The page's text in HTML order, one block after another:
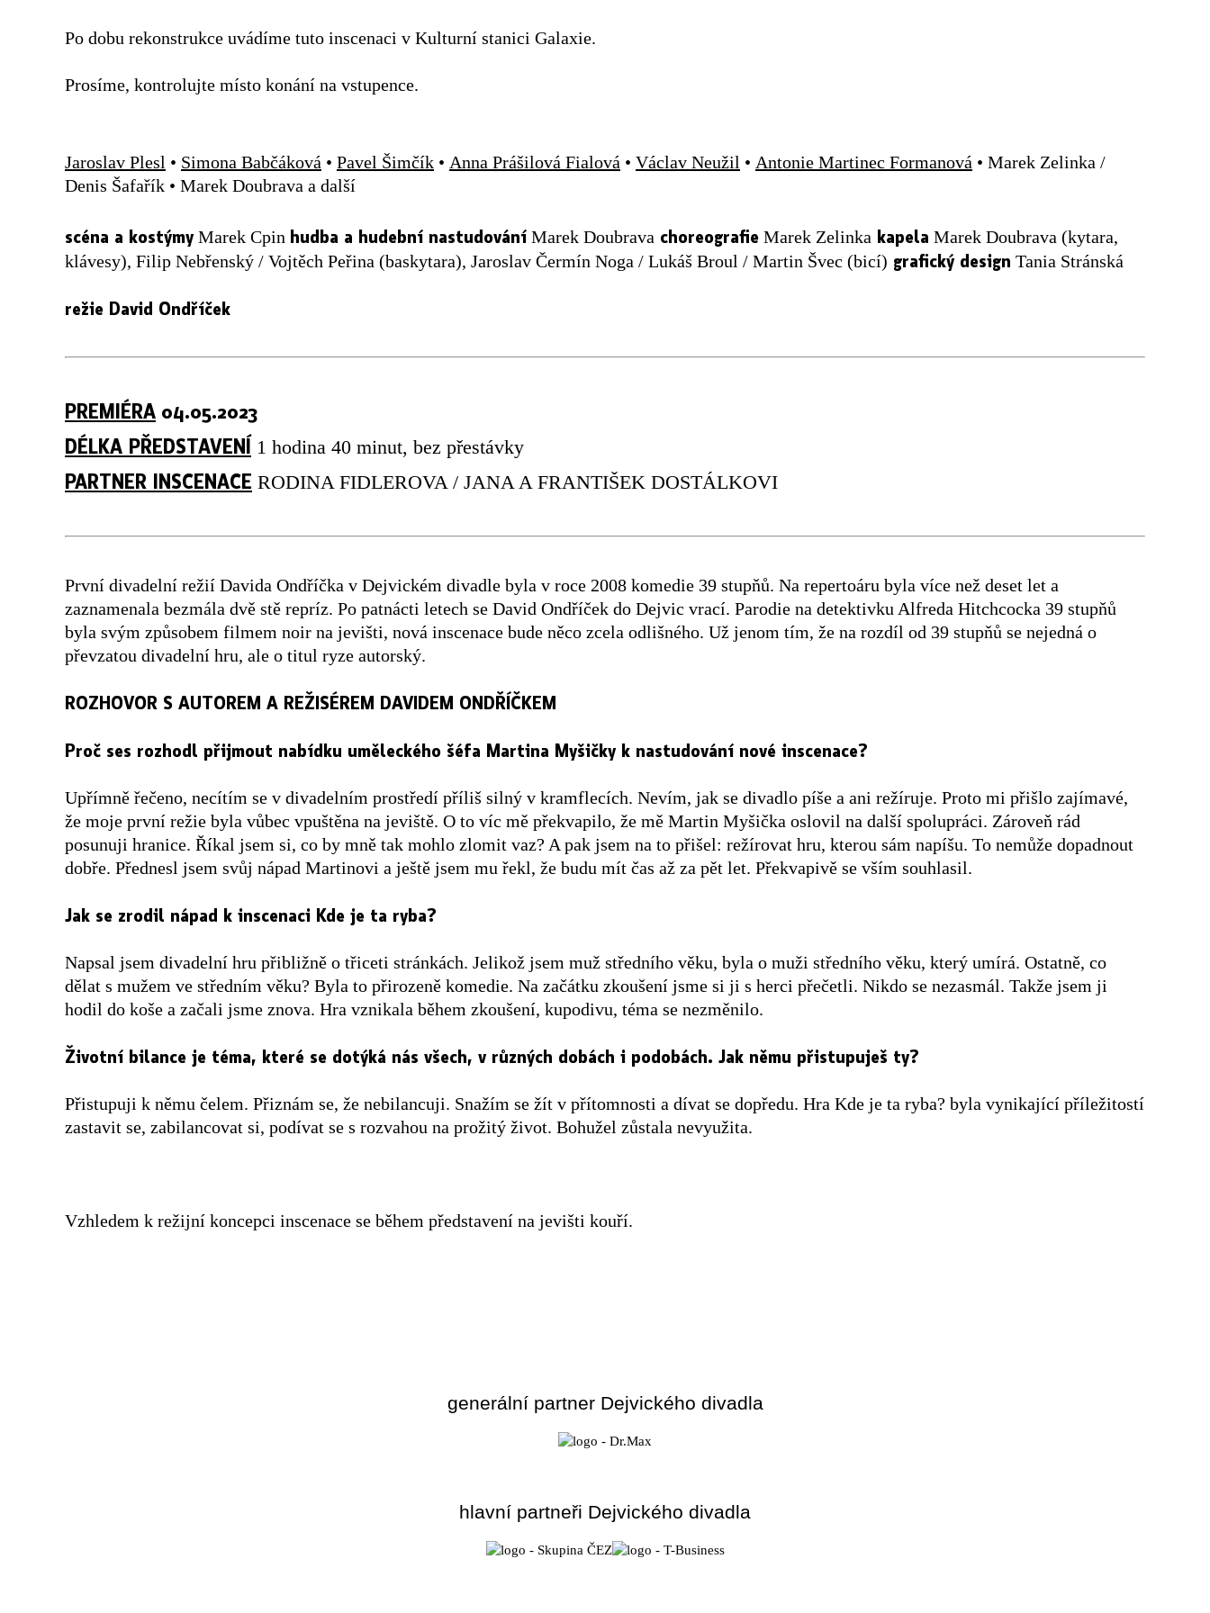
Po dobu rekonstrukce uvádíme tuto inscenaci v Kulturní stanici Galaxie.
Prosíme, kontrolujte místo konání na vstupence.
Jaroslav Plesl • Simona Babčáková • Pavel Šimčík • Anna Prášilová Fialová • Václav Neužil • Antonie Martinec Formanová • Marek Zelinka /
Denis Šafařík • Marek Doubrava a další
scéna a kostýmy Marek Cpin hudba a hudební nastudování Marek Doubrava choreografie Marek Zelinka kapela Marek Doubrava (kytara,
klávesy), Filip Nebřenský / Vojtěch Peřina (baskytara), Jaroslav Čermín Noga / Lukáš Broul / Martin Švec (bicí) grafický design Tania Stránská
režie David Ondříček
PREMIÉRA 04.05.2023
DÉLKA PŘEDSTAVENÍ 1 hodina 40 minut, bez přestávky
PARTNER INSCENACE RODINA FIDLEROVA / JANA A FRANTIŠEK DOSTÁLKOVI
První divadelní režií Davida Ondříčka v Dejvickém divadle byla v roce 2008 komedie 39 stupňů. Na repertoáru byla více než deset let a
zaznamenala bezmála dvě stě repríz. Po patnácti letech se David Ondříček do Dejvic vrací. Parodie na detektivku Alfreda Hitchcocka 39 stupňů
byla svým způsobem filmem noir na jevišti, nová inscenace bude něco zcela odlišného. Už jenom tím, že na rozdíl od 39 stupňů se nejedná o
převzatou divadelní hru, ale o titul ryze autorský.
ROZHOVOR S AUTOREM A REŽISÉREM DAVIDEM ONDŘÍČKEM
Proč ses rozhodl přijmout nabídku uměleckého šéfa Martina Myšičky k nastudování nové inscenace?
Upřímně řečeno, necítím se v divadelním prostředí příliš silný v kramflecích. Nevím, jak se divadlo píše a ani režíruje. Proto mi přišlo zajímavé,
že moje první režie byla vůbec vpuštěna na jeviště. O to víc mě překvapilo, že mě Martin Myšička oslovil na další spolupráci. Zároveň rád
posunuji hranice. Říkal jsem si, co by mně tak mohlo zlomit vaz? A pak jsem na to přišel: režírovat hru, kterou sám napíšu. To nemůže dopadnout
dobře. Přednesl jsem svůj nápad Martinovi a ještě jsem mu řekl, že budu mít čas až za pět let. Překvapivě se vším souhlasil.
Jak se zrodil nápad k inscenaci Kde je ta ryba?
Napsal jsem divadelní hru přibližně o třiceti stránkách. Jelikož jsem muž středního věku, byla o muži středního věku, který umírá. Ostatně, co
dělat s mužem ve středním věku? Byla to přirozeně komedie. Na začátku zkoušení jsme si ji s herci přečetli. Nikdo se nezasmál. Takže jsem ji
hodil do koše a začali jsme znova. Hra vznikala během zkoušení, kupodivu, téma se nezměnilo.
Životní bilance je téma, které se dotýká nás všech, v různých dobách i podobách. Jak němu přistupuješ ty?
Přistupuji k němu čelem. Přiznám se, že nebilancuji. Snažím se žít v přítomnosti a dívat se dopředu. Hra Kde je ta ryba? byla vynikající příležitostí
zastavit se, zabilancovat si, podívat se s rozvahou na prožitý život. Bohužel zůstala nevyužita.
Vzhledem k režijní koncepci inscenace se během představení na jevišti kouří.
generální partner Dejvického divadla
hlavní partneři Dejvického divadla